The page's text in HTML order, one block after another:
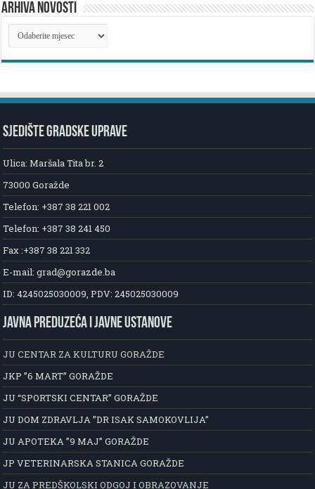
ARHIVA NOVOSTI
ARHIVA
NOVOSTI
SJEDIŠTE GRADSKE UPRAVE
Ulica: Maršala Tita br. 2
73000 Goražde
Telefon: +387 38 221 002
Telefon: +387 38 241 450
Fax :+387 38 221 332
E-mail: grad@gorazde.ba
ID: 4245025030009, PDV: 245025030009
JAVNA PREDUZEĆA I JAVNE USTANOVE
JU CENTAR ZA KULTURU GORAŽDE
JKP ”6 MART” GORAŽDE
JU “SPORTSKI CENTAR” GORAŽDE
JU DOM ZDRAVLJA ”DR ISAK SAMOKOVLIJA”
JU APOTEKA ”9 MAJ” GORAŽDE
JP VETERINARSKA STANICA GORAŽDE
JU ZA PREDŠKOLSKI ODGOJ I OBRAZOVANJE